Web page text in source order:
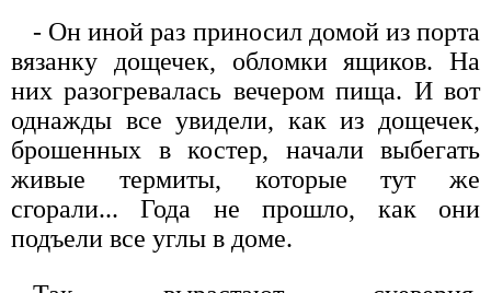
- Он иной раз приносил домой из порта
вязанку дощечек, обломки ящиков. На
них разогревалась вечером пища. И вот
однажды все увидели, как из дощечек,
брошенных в костер, начали выбегать
живые термиты, которые тут же
сгорали... Года не прошло, как они
подъели все углы в доме.